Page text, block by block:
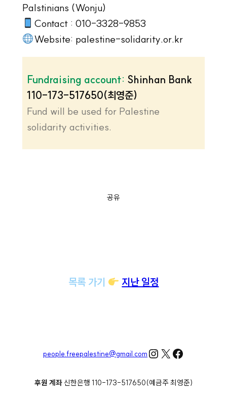
Palstinians (Wonju)
Contact : 010-3328-9853
Website: palestine-solidarity.or.kr
Fundraising account: Shinhan Bank
110-173-517650(최영준)
Fund will be used for Palestine
solidarity activities.
공유
목록 가기 지난 일정
people.freepalestine@gmail.comInstagram
X Facebook
후원 계좌 신한은행 110-173-517650(예금주 최영준)